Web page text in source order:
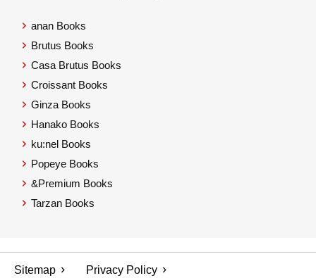
anan Books
Brutus Books
Casa Brutus Books
Croissant Books
Ginza Books
Hanako Books
ku:nel Books
Popeye Books
&Premium Books
Tarzan Books
Sitemap Privacy Policy